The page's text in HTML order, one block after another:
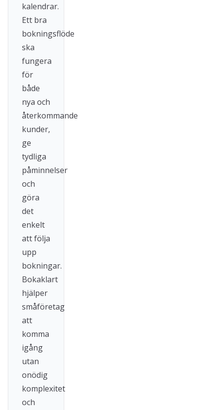
kalendrar.
Ett bra
bokningsflöde
ska
fungera
för
både
nya och
återkommande
kunder,
ge
tydliga
påminnelser
och
göra
det
enkelt
att följa
upp
bokningar.
Bokaklart
hjälper
småföretag
att
komma
igång
utan
onödig
komplexitet
och